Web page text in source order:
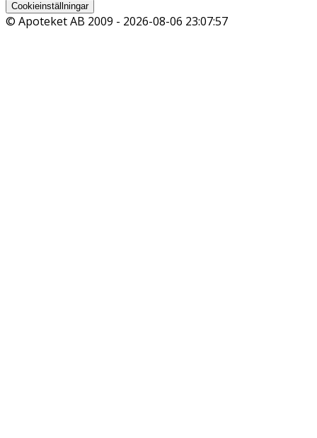
Cookieinställningar
© Apoteket AB 2009 - 2026-08-06 23:07:57